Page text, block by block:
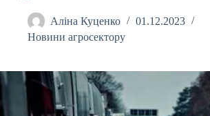
Аліна Куценко
01.12.2023
Новини агросектору